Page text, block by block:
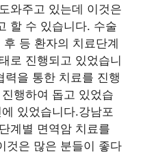
와주고 있는데 이것은
할 수 있습니다. 수술
등 환자의 치료단계
로 진행되고 있었습니
을 통한 치료를 진행
행하여 돕고 있었습
있었습니다.강남포
계별 면역암 치료를
것은 많은 분들이 좋다